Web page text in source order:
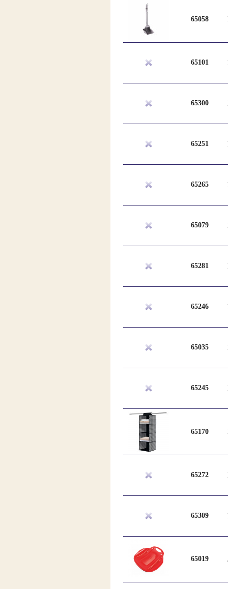
65058
65101
65300
65251
65265
65079
65281
65246
65035
65245
65170
65272
65309
65019